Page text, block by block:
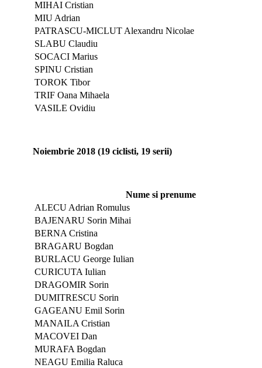
MIHAI Cristian
MIU Adrian
PATRASCU-MICLUT Alexandru Nicolae
SLABU Claudiu
SOCACI Marius
SPINU Cristian
TOROK Tibor
TRIF Oana Mihaela
VASILE Ovidiu
Noiembrie 2018 (19 ciclisti, 19 serii)
Nume si prenume
ALECU Adrian Romulus
BAJENARU Sorin Mihai
BERNA Cristina
BRAGARU Bogdan
BURLACU George Iulian
CURICUTA Iulian
DRAGOMIR Sorin
DUMITRESCU Sorin
GAGEANU Emil Sorin
MANAILA Cristian
MACOVEI Dan
MURAFA Bogdan
NEAGU Emilia Raluca